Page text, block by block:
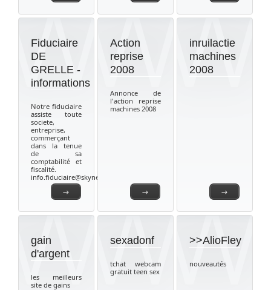
→
Fiduciaire
DE
GRELLE -
informations
Notre fiduciaire
assiste toute
societe,
entreprise,
commerçant
dans la tenue
de sa
comptabilité et
fiscalité.
info.fiduciaire@skynet.be
→
Action
reprise
2008
Annonce de
l'action reprise
machines 2008
→
inruilactie
machines
2008
gain
d'argent
les meilleurs
site de gains
sexadonf
tchat webcam
gratuit teen sex
>>AlioFley
nouveautés